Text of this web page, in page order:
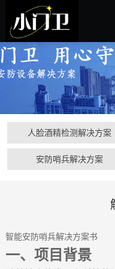
人脸酒精检测解决方案
安防哨兵解决方案
智能安防哨兵解决方案书
一、项目背景